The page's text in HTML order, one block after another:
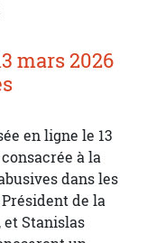
mars 2026
en ligne le 13
à la
dans les
de la
et Stanislas